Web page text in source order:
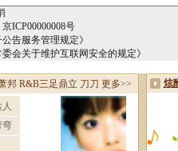
ICP00000008号
告服务管理规定》
会关于维护互联网安全的规定》